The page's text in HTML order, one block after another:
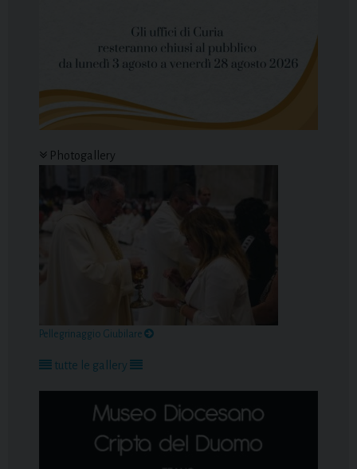
Photogallery
Pellegrinaggio Giubilare
tutte le gallery